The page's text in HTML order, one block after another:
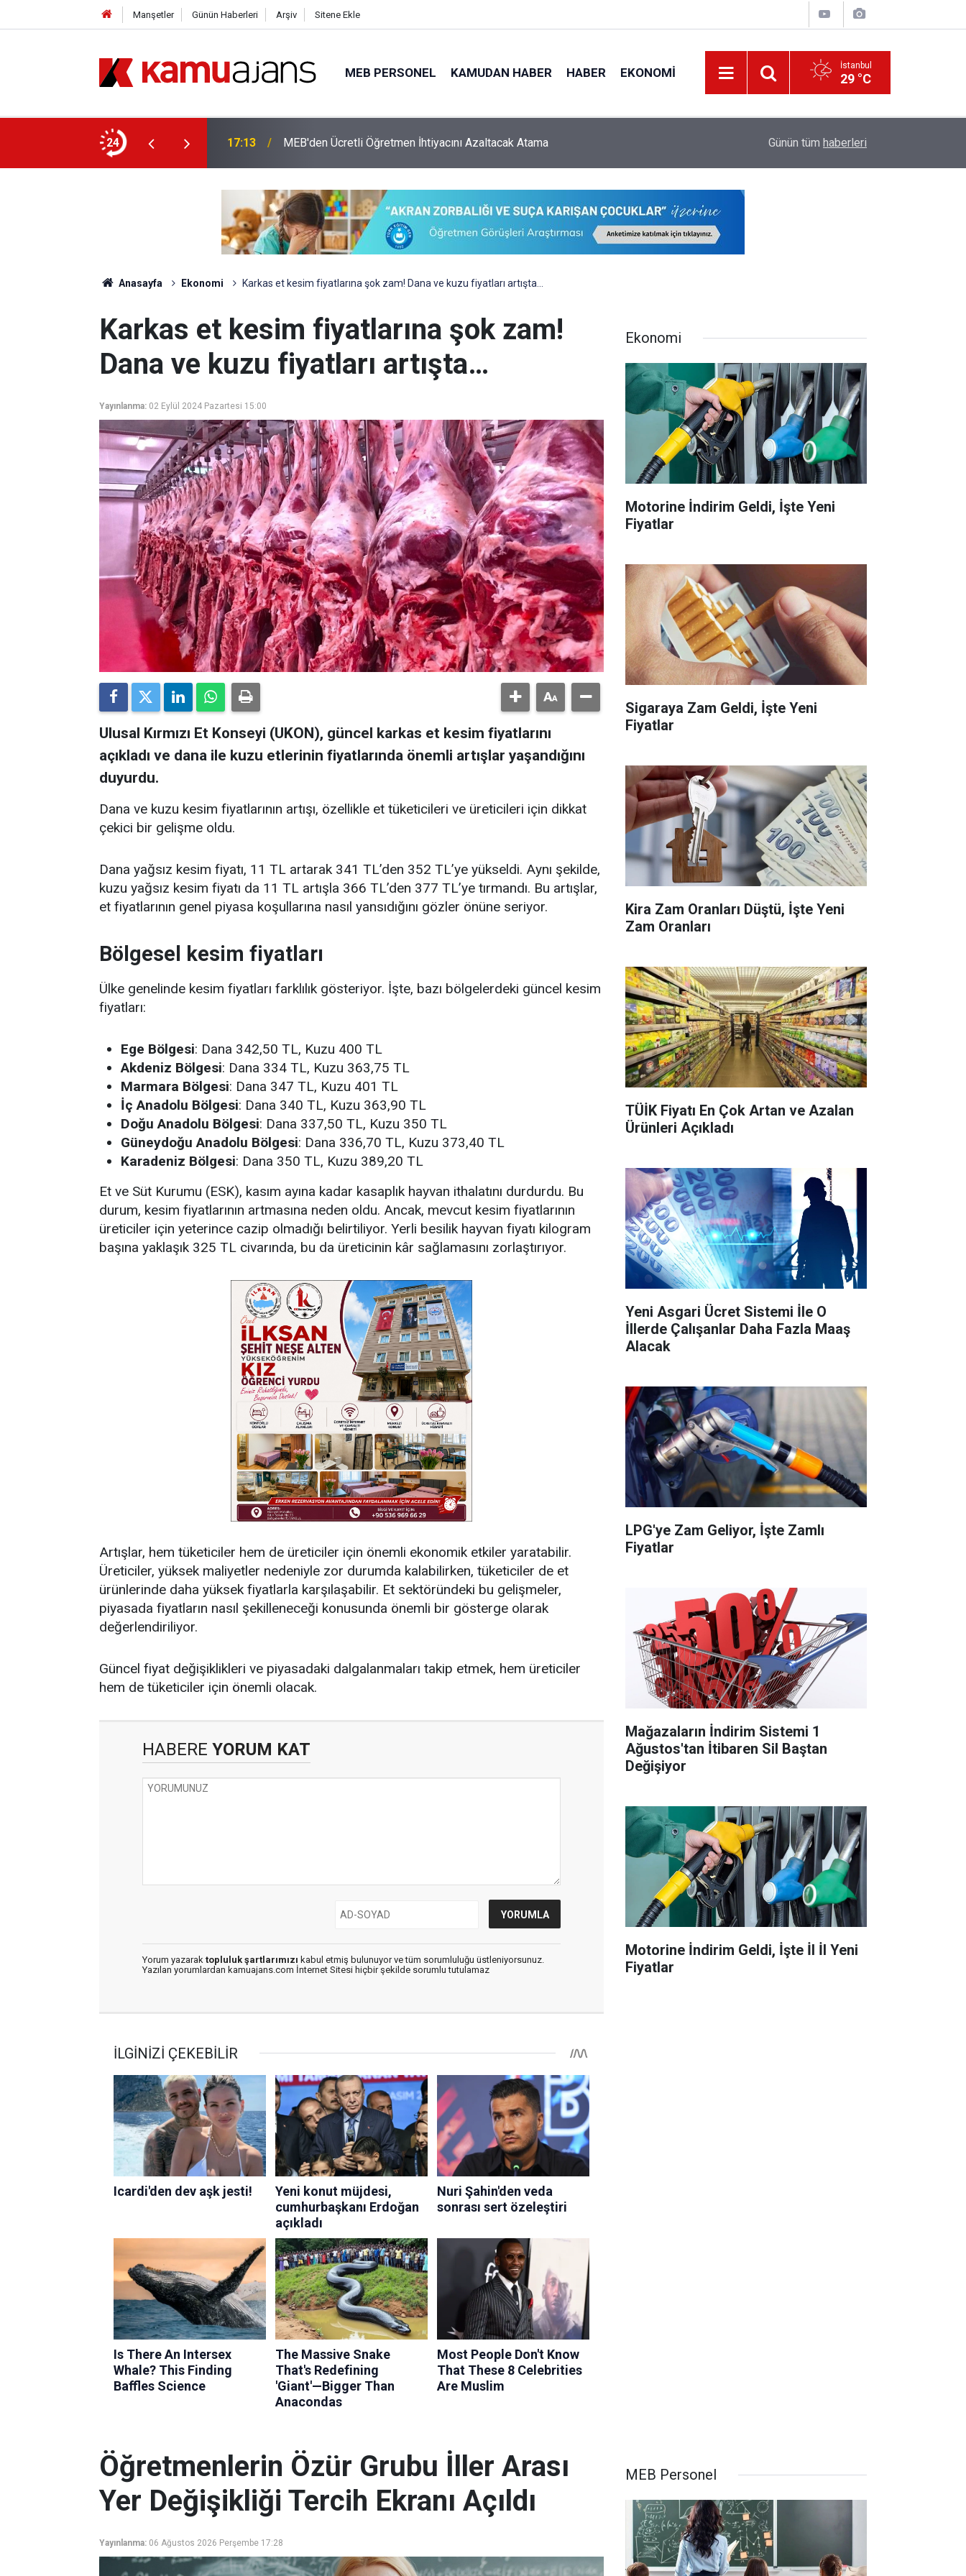
Manşetler Günün Haberleri Arşiv Sitene Ekle
MEB PERSONEL KAMUDAN HABER HABER EKONOMI İstanbul
29 °C
24
Yer Değişikliği Tercih Ekranı Açıldı 17:13 MEB'den Ücretli Öğretmen İhtiyacını Azaltacak Atama
Kaçta Açılacak?
Günün tüm haberleri
Anasayfa Ekonomi Karkas et kesim fiyatlarına şok zam! Dana ve kuzu fiyatları artışta…
Karkas et kesim fiyatlarına şok zam!
Dana ve kuzu fiyatları artışta…
Yayınlanma: 02 Eylül 2024 Pazartesi 15:00
Ulusal Kırmızı Et Konseyi (UKON), güncel karkas et kesim fiyatlarını
açıkladı ve dana ile kuzu etlerinin fiyatlarında önemli artışlar yaşandığını
duyurdu.
Dana ve kuzu kesim fiyatlarının artışı, özellikle et tüketicileri ve üreticileri için dikkat
çekici bir gelişme oldu.
Dana yağsız kesim fiyatı, 11 TL artarak 341 TL’den 352 TL’ye yükseldi. Aynı şekilde,
kuzu yağsız kesim fiyatı da 11 TL artışla 366 TL’den 377 TL’ye tırmandı. Bu artışlar,
et fiyatlarının genel piyasa koşullarına nasıl yansıdığını gözler önüne seriyor.
Bölgesel kesim fiyatları
Ülke genelinde kesim fiyatları farklılık gösteriyor. İşte, bazı bölgelerdeki güncel kesim
fiyatları:
Ege Bölgesi: Dana 342,50 TL, Kuzu 400 TL
Akdeniz Bölgesi: Dana 334 TL, Kuzu 363,75 TL
Marmara Bölgesi: Dana 347 TL, Kuzu 401 TL
İç Anadolu Bölgesi: Dana 340 TL, Kuzu 363,90 TL
Doğu Anadolu Bölgesi: Dana 337,50 TL, Kuzu 350 TL
Güneydoğu Anadolu Bölgesi: Dana 336,70 TL, Kuzu 373,40 TL
Karadeniz Bölgesi: Dana 350 TL, Kuzu 389,20 TL
Et ve Süt Kurumu (ESK), kasım ayına kadar kasaplık hayvan ithalatını durdurdu. Bu
durum, kesim fiyatlarının artmasına neden oldu. Ancak, mevcut kesim fiyatlarının
üreticiler için yeterince cazip olmadığı belirtiliyor. Yerli besilik hayvan fiyatı kilogram
başına yaklaşık 325 TL civarında, bu da üreticinin kâr sağlamasını zorlaştırıyor.
Artışlar, hem tüketiciler hem de üreticiler için önemli ekonomik etkiler yaratabilir.
Üreticiler, yüksek maliyetler nedeniyle zor durumda kalabilirken, tüketiciler de et
ürünlerinde daha yüksek fiyatlarla karşılaşabilir. Et sektöründeki bu gelişmeler,
piyasada fiyatların nasıl şekilleneceği konusunda önemli bir gösterge olarak
değerlendiriliyor.
Güncel fiyat değişiklikleri ve piyasadaki dalgalanmaları takip etmek, hem üreticiler
hem de tüketiciler için önemli olacak.
HABERE YORUM KAT
Yorum yazarak topluluk şartlarımızı kabul etmiş bulunuyor ve tüm sorumluluğu üstleniyorsunuz.
Yazılan yorumlardan kamuajans.com İnternet Sitesi hiçbir şekilde sorumlu tutulamaz
Ekonomi
Motorine İndirim Geldi, İşte Yeni
Fiyatlar
Sigaraya Zam Geldi, İşte Yeni
Fiyatlar
Kira Zam Oranları Düştü, İşte Yeni
Zam Oranları
TÜİK Fiyatı En Çok Artan ve Azalan
Ürünleri Açıkladı
Yeni Asgari Ücret Sistemi İle O
İllerde Çalışanlar Daha Fazla Maaş
Alacak
LPG'ye Zam Geliyor, İşte Zamlı
Fiyatlar
Mağazaların İndirim Sistemi 1
Ağustos'tan İtibaren Sil Baştan
Değişiyor
Motorine İndirim Geldi, İşte İl İl Yeni
Fiyatlar
Öğretmenlerin Özür Grubu İller Arası
Yer Değişikliği Tercih Ekranı Açıldı
Yayınlanma: 06 Ağustos 2026 Perşembe 17:28
MEB Personel